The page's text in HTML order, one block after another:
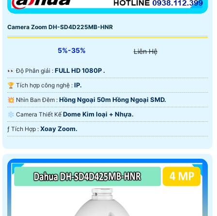
Camera Zoom DH-SD4D225MB-HNR
5%-35% Liên Hệ
️👀 Độ Phân giải : FULL HD 1080P .
🏆 Tích hợp công nghệ : IP.
💥 Nhìn Ban Đêm : Hồng Ngoại 50m Hồng Ngoại SMD.
❄ Camera Thiết Kế Dome Kim loại + Nhựa.
️ƒ Tích Hợp : Xoay Zoom.